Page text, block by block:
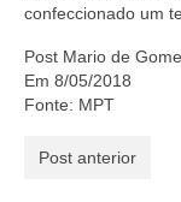
confeccionado um
Post Mario de
Em 8/05/2018
Fonte: MPT
Post anterior